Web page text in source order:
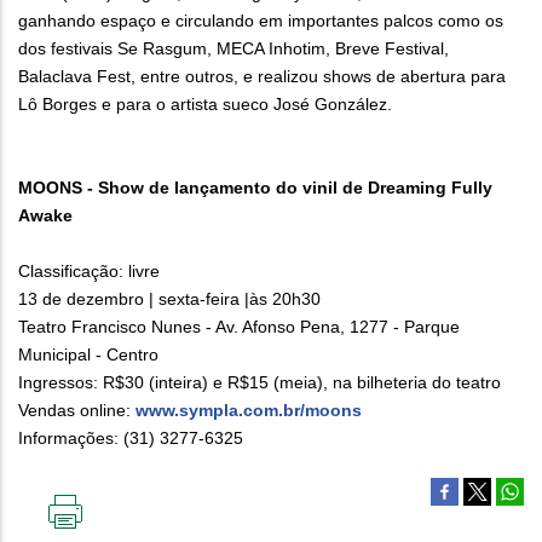
ganhando espaço e circulando em importantes palcos como os
dos festivais Se Rasgum, MECA Inhotim, Breve Festival,
Balaclava Fest, entre outros, e realizou shows de abertura para
Lô Borges e para o artista sueco José González.
MOONS - Show de lançamento do vinil de Dreaming Fully
Awake
Classificação: livre
13 de dezembro | sexta-feira |às 20h30
Teatro Francisco Nunes - Av. Afonso Pena, 1277 - Parque
Municipal - Centro
Ingressos: R$30 (inteira) e R$15 (meia), na bilheteria do teatro
Vendas online: www.sympla.com.br/moons
Informações: (31) 3277-6325